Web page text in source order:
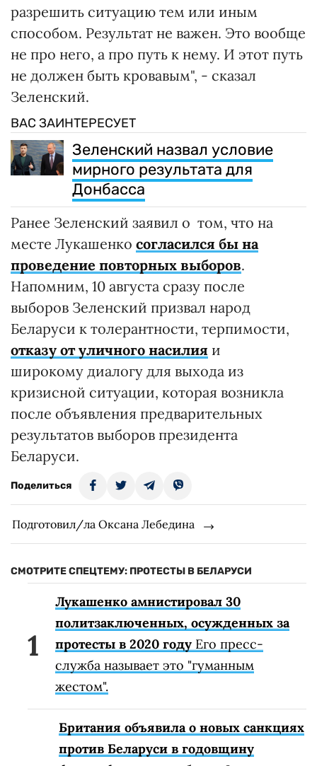
разрешить ситуацию тем или иным
способом. Результат не важен. Это вообще
не про него, а про путь к нему. И этот путь
не должен быть кровавым", - сказал
Зеленский.
ВАС ЗАИНТЕРЕСУЕТ
Зеленский назвал условие
мирного результата для
Донбасса
Ранее Зеленский заявил о том, что на
месте Лукашенко согласился бы на
проведение повторных выборов.
Напомним, 10 августа сразу после
выборов Зеленский призвал народ
Беларуси к толерантности, терпимости,
отказу от уличного насилия и
широкому диалогу для выхода из
кризисной ситуации, которая возникла
после объявления предварительных
результатов выборов президента
Беларуси.
Поделиться
Подготовил/ла Оксана Лебедина
СМОТРИТЕ СПЕЦТЕМУ: ПРОТЕСТЫ В БЕЛАРУСИ
Лукашенко амнистировал 30
политзаключенных, осужденных за
протесты в 2020 году Его пресс-
служба называет это "гуманным
жестом".
Британия объявила о новых санкциях
против Беларуси в годовщину